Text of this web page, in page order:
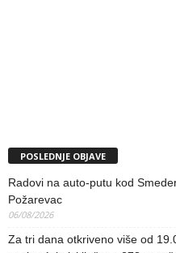
POSLEDNJE OBJAVE
Radovi na auto-putu kod
Požarevac
06/08/2026
Za tri dana otkriveno više od